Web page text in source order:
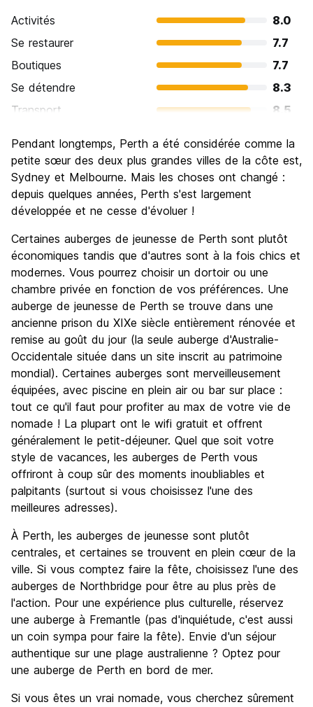
Activités
8.0
Se restaurer
7.7
Boutiques
7.7
Se détendre
8.3
Transport
8.5
Culture
7.5
Sortir le soir / faire la fête
7.6
Bonnes affaires
Pendant longtemps, Perth a été considérée comme la
petite sœur des deux plus grandes villes de la côte est,
Sydney et Melbourne. Mais les choses ont changé :
depuis quelques années, Perth s'est largement
développée et ne cesse d'évoluer !
Certaines auberges de jeunesse de Perth sont plutôt
économiques tandis que d'autres sont à la fois chics et
modernes. Vous pourrez choisir un dortoir ou une
chambre privée en fonction de vos préférences. Une
auberge de jeunesse de Perth se trouve dans une
ancienne prison du XIXe siècle entièrement rénovée et
remise au goût du jour (la seule auberge d'Australie-
Occidentale située dans un site inscrit au patrimoine
mondial). Certaines auberges sont merveilleusement
équipées, avec piscine en plein air ou bar sur place :
tout ce qu'il faut pour profiter au max de votre vie de
nomade ! La plupart ont le wifi gratuit et offrent
généralement le petit-déjeuner. Quel que soit votre
style de vacances, les auberges de Perth vous
offriront à coup sûr des moments inoubliables et
palpitants (surtout si vous choisissez l'une des
meilleures adresses).
À Perth, les auberges de jeunesse sont plutôt
centrales, et certaines se trouvent en plein cœur de la
ville. Si vous comptez faire la fête, choisissez l'une des
auberges de Northbridge pour être au plus près de
l'action. Pour une expérience plus culturelle, réservez
une auberge à Fremantle (pas d'inquiétude, c'est aussi
un coin sympa pour faire la fête). Envie d'un séjour
authentique sur une plage australienne ? Optez pour
une auberge de Perth en bord de mer.
Si vous êtes un vrai nomade, vous cherchez sûrement